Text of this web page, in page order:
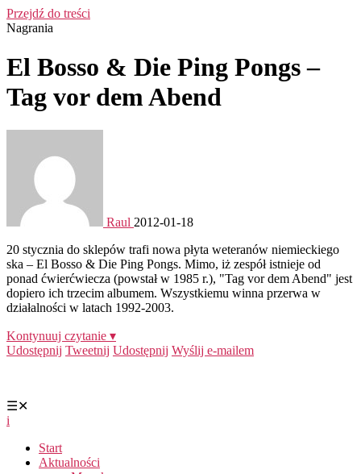
Przejdź do treści
Nagrania
El Bosso & Die Ping Pongs –
Tag vor dem Abend
Raul 2012-01-18
20 stycznia do sklepów trafi nowa płyta weteranów niemieckiego
ska – El Bosso & Die Ping Pongs. Mimo, iż zespół istnieje od
ponad ćwierćwiecza (powstał w 1985 r.), "Tag vor dem Abend" jest
dopiero ich trzecim albumem. Wszystkiemu winna przerwa w
działalności w latach 1992-2003.
Kontynuuj czytanie ▾
Udostępnij Tweetnij Udostępnij Wyślij e-mailem
☰✕
i
Start
Aktualności